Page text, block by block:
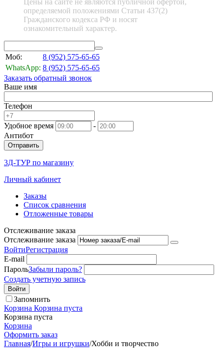
определяемой положениями Статьи 437(2)
Гражданского кодекса РФ и носят
ознакомительный характер.
Моб: 8 (952) 575-65-65
WhatsApp: 8 (952) 575-65-65
Заказать обратный звонок
Ваше имя
Телефон
Удобное время
-
Антибот
Отправить
3Д-ТУР по магазину
Личный кабинет
Заказы
Список сравнения
Отложенные товары
Отслеживание заказа
Отслеживание заказа
ВойтиРегистрация
E-mail
ПарольЗабыли пароль?
Создать учетную запись
Войти
Запомнить
Корзина Корзина пуста
Корзина пуста
Корзина
Оформить заказ
Главная/Игры и игрушки/Хобби и творчество